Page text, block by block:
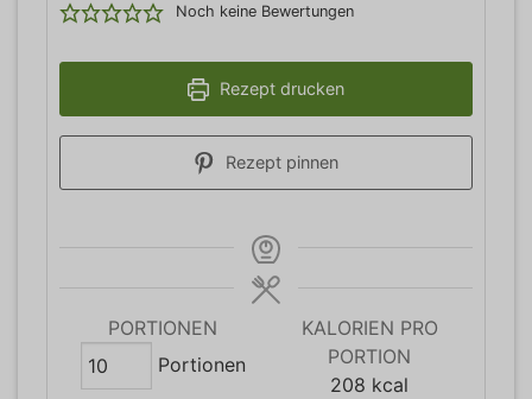
Noch keine Bewertungen
Rezept drucken
Rezept pinnen
PORTIONEN
Portionen
KALORIEN PRO
PORTION
208 kcal